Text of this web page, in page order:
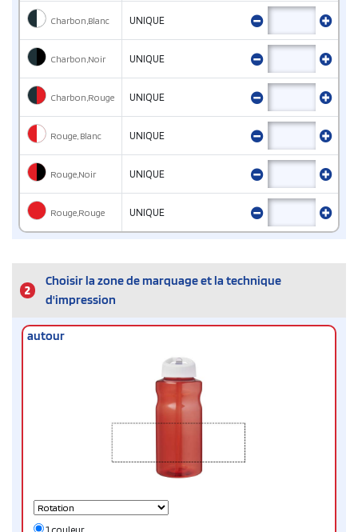
Charbon,Blanc UNIQUE
Charbon,Noir UNIQUE
Charbon,Rouge UNIQUE
Rouge, Blanc UNIQUE
Rouge,Noir UNIQUE
Rouge,Rouge UNIQUE
2
Choisir la zone de marquage et la technique
d'impression
autour